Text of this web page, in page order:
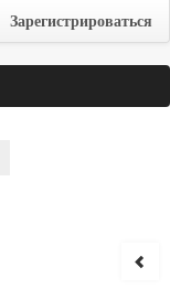
Зарегистрироваться